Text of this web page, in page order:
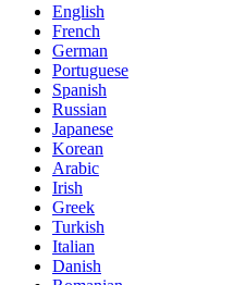
English
French
German
Portuguese
Spanish
Russian
Japanese
Korean
Arabic
Irish
Greek
Turkish
Italian
Danish